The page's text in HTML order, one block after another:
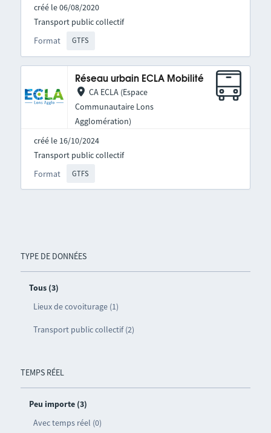
TYPE DE DONNÉES
Tous (3)
Lieux de covoiturage (1)
Transport public collectif (2)
TEMPS RÉEL
Peu importe (3)
Avec temps réel (0)
créé le 06/08/2020
Format GTFS
Transport public collectif
Réseau urbain ECLA Mobilité
CA ECLA (Espace
Communautaire Lons
Agglomération)
créé le 16/10/2024
Format GTFS
Transport public collectif